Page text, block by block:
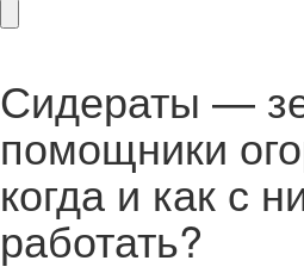
Сидераты —
помощники
когда и как с
работать?